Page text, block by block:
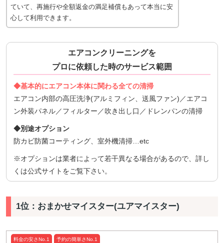
ていて、再施行や全額返金の満足補償もあって本当に安
心して利用できます。
エアコンクリーニングを
プロに依頼した時のサービス範囲
◆基本的にエアコン本体に関わる全ての清掃
エアコン内部の高圧洗浄(アルミフィン、送風ファン)／エアコ
ン外装パネル／フィルター／吹き出し口／ドレンパンの清掃
◆別途オプション
防カビ防菌コーティング、室外機清掃…etc
※オプションは業者によって若干異なる場合があるので、詳し
くは公式サイトをご覧下さい。
1位：おまかせマイスター(ユアマイスター)
料金の安さNo.1 予約の簡単さNo.1